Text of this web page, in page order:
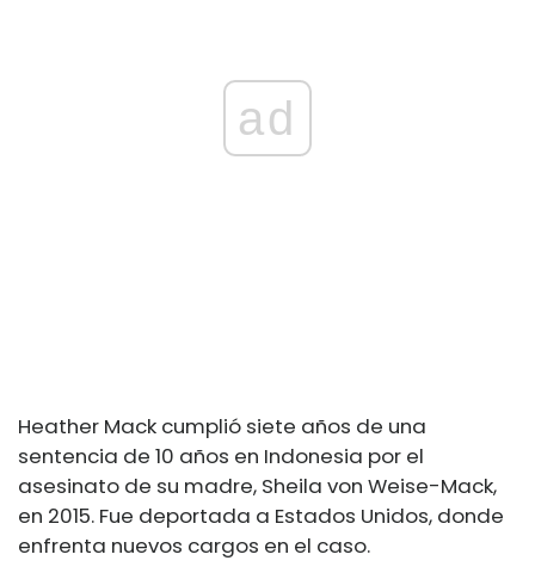
ad
Heather Mack cumplió siete años de una
sentencia de 10 años en Indonesia por el
asesinato de su madre, Sheila von Weise-Mack,
en 2015. Fue deportada a Estados Unidos, donde
enfrenta nuevos cargos en el caso.